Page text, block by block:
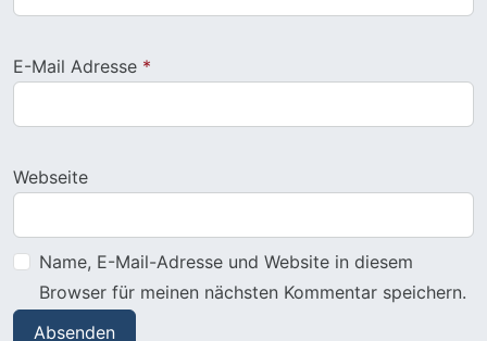
E-Mail Adresse *
Webseite
Name, E-Mail-Adresse und Website in diesem
Browser für meinen nächsten Kommentar speichern.